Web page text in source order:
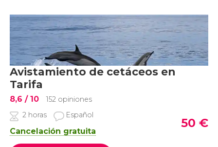
Avistamiento de cetáceos en
Tarifa
8,6 / 10
152 opiniones
2 horas
Español
Cancelación gratuita
50 €